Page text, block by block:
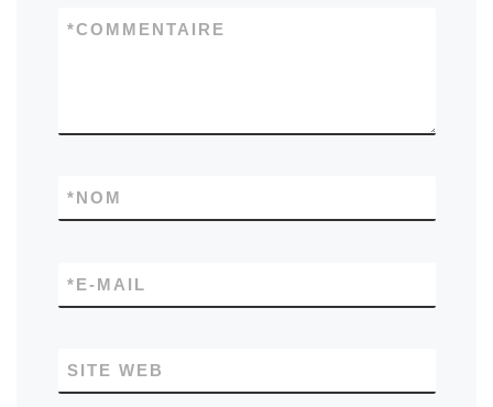
COMMENTAIRE
*
NOM
*
E-MAIL
*
SITE WEB